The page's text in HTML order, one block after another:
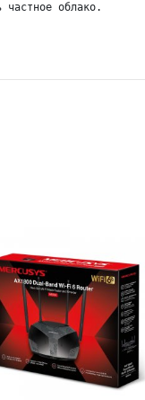
частное облако.